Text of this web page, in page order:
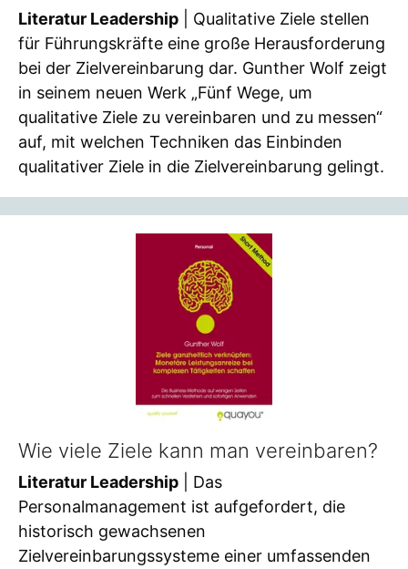
Literatur Leadership | Qualitative Ziele stellen
für Führungskräfte eine große Herausforderung
bei der Zielvereinbarung dar. Gunther Wolf zeigt
in seinem neuen Werk „Fünf Wege, um
qualitative Ziele zu vereinbaren und zu messen“
auf, mit welchen Techniken das Einbinden
qualitativer Ziele in die Zielvereinbarung gelingt.
Wie viele Ziele kann man vereinbaren?
Literatur Leadership | Das
Personalmanagement ist aufgefordert, die
historisch gewachsenen
Zielvereinbarungssysteme einer umfassenden